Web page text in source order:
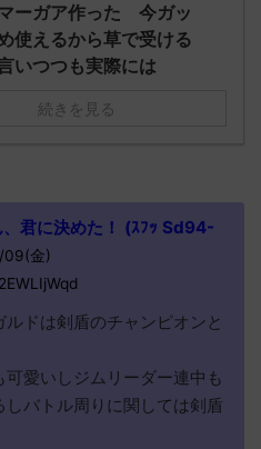
ーガア作った 今ガッ
使えるから草で受ける
いつつも実際には
続きを見る
君に決めた！ (ｽﾌｯ Sd94-
09(金)
ルドは剣盾のチャンピオンと
可愛いしジムリーダー連中も
しバトル周りに関しては剣盾